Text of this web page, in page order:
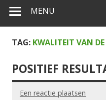
MENU
TAG: KWALITEIT VAN DE
POSITIEF
Een reactie plaatsen